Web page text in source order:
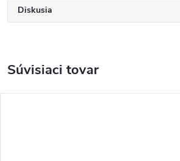
Diskusia
Súvisiaci tovar